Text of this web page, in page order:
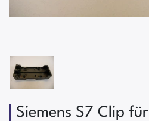
Siemens S7 Clip für